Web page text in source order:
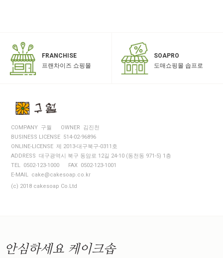
FRANCHISE
프랜차이즈 쇼핑몰
SOAPRO
도매쇼핑몰 솝프로
COMPANY 구월
OWNER 김진천
BUSINESS LICENSE 514-02-96896
ONLINE-LICENSE 제 2013-대구북구-0311호
ADDRESS 대구광역시 북구 동암로 12길 24-10 (동천동 971-5) 1층
TEL 0502-123-1000
FAX 0502-123-1001
E-MAIL cake@cakesoap.co.kr
(c) 2018 cakesoap Co.Ltd
안심하세요 케이크솝